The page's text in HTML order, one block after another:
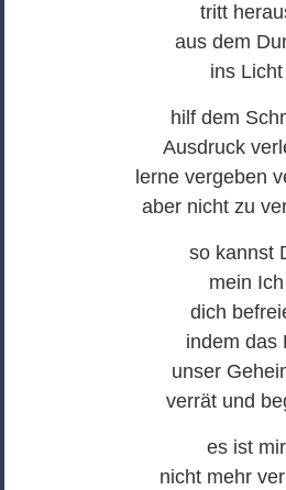
tritt
aus dem
ins Licht
hilf dem
Ausdruck
lerne vergeben
aber nicht zu
so kannst
mein Ich
dich
indem das
unser
verrät und
es ist mir
nicht mehr